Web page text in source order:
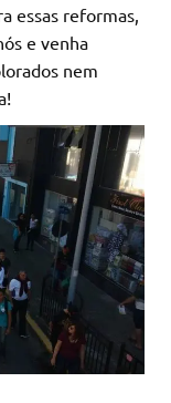
essas reformas,
e venha
nem